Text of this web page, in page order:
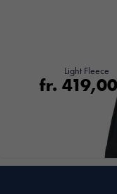
Light Fleece
fr.